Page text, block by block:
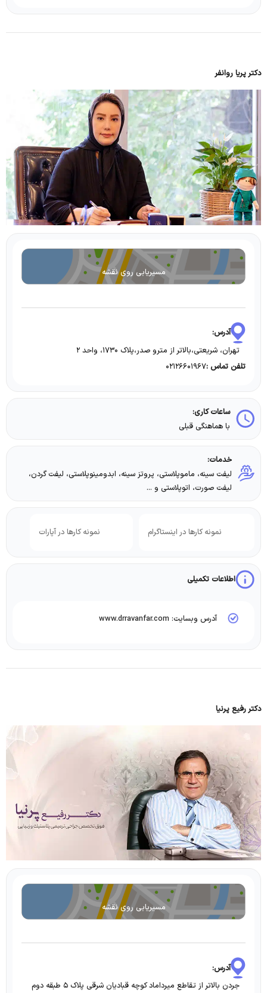
دکتر پریا روانفر
مسیریابی روی نقشه
آدرس:
تهران، شریعتی،بالاتر از مترو صدر،پلاک ۱۷۳۰، واحد ۲
تلفن تماس :۰۲۱۲۶۶۰۱۹۶۷
ساعات کاری:
با هماهنگی قبلی
خدمات:
لیفت سینه، ماموپلاستی، پروتز سینه، ابدومینوپلاستی، لیفت گردن،
لیفت صورت، اتوپلاستی و ...
نمونه کارها در اینستاگرام نمونه کارها در آپارات
اطلاعات تکمیلی
آدرس وبسایت: www.drravanfar.com
دکتر رفیع پرنیا
مسیریابی روی نقشه
آدرس:
جردن بالاتر از تقاطع میرداماد کوچه قبادیان شرقی پلاک ۵ طبقه دوم